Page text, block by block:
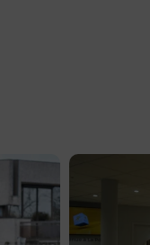
En savoir plus